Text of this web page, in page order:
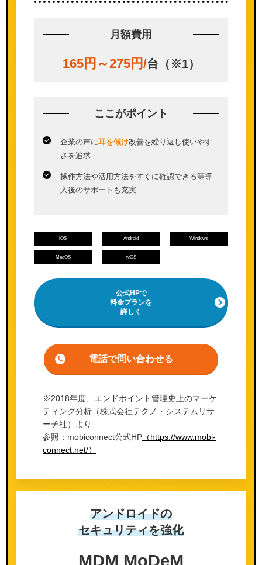
月額費用
165円～275円/台（※1）
ここがポイント
企業の声に耳を傾け改善を繰り返し使いやす
さを追求
操作方法や活用方法をすぐに確認できる等導
入後のサポートも充実
iOS Android Windows
MacOS tvOS
公式HPで
料金プランを
詳しく
電話で問い合わせる
※2018年度、エンドポイント管理史上のマーケ
ティング分析（株式会社テクノ・システムリサ
ーチ社）より
参照：mobiconnect公式HP （https://www.mobi-
connect.net/）
アンドロイドの
セキュリティを強化
MDM MoDeM